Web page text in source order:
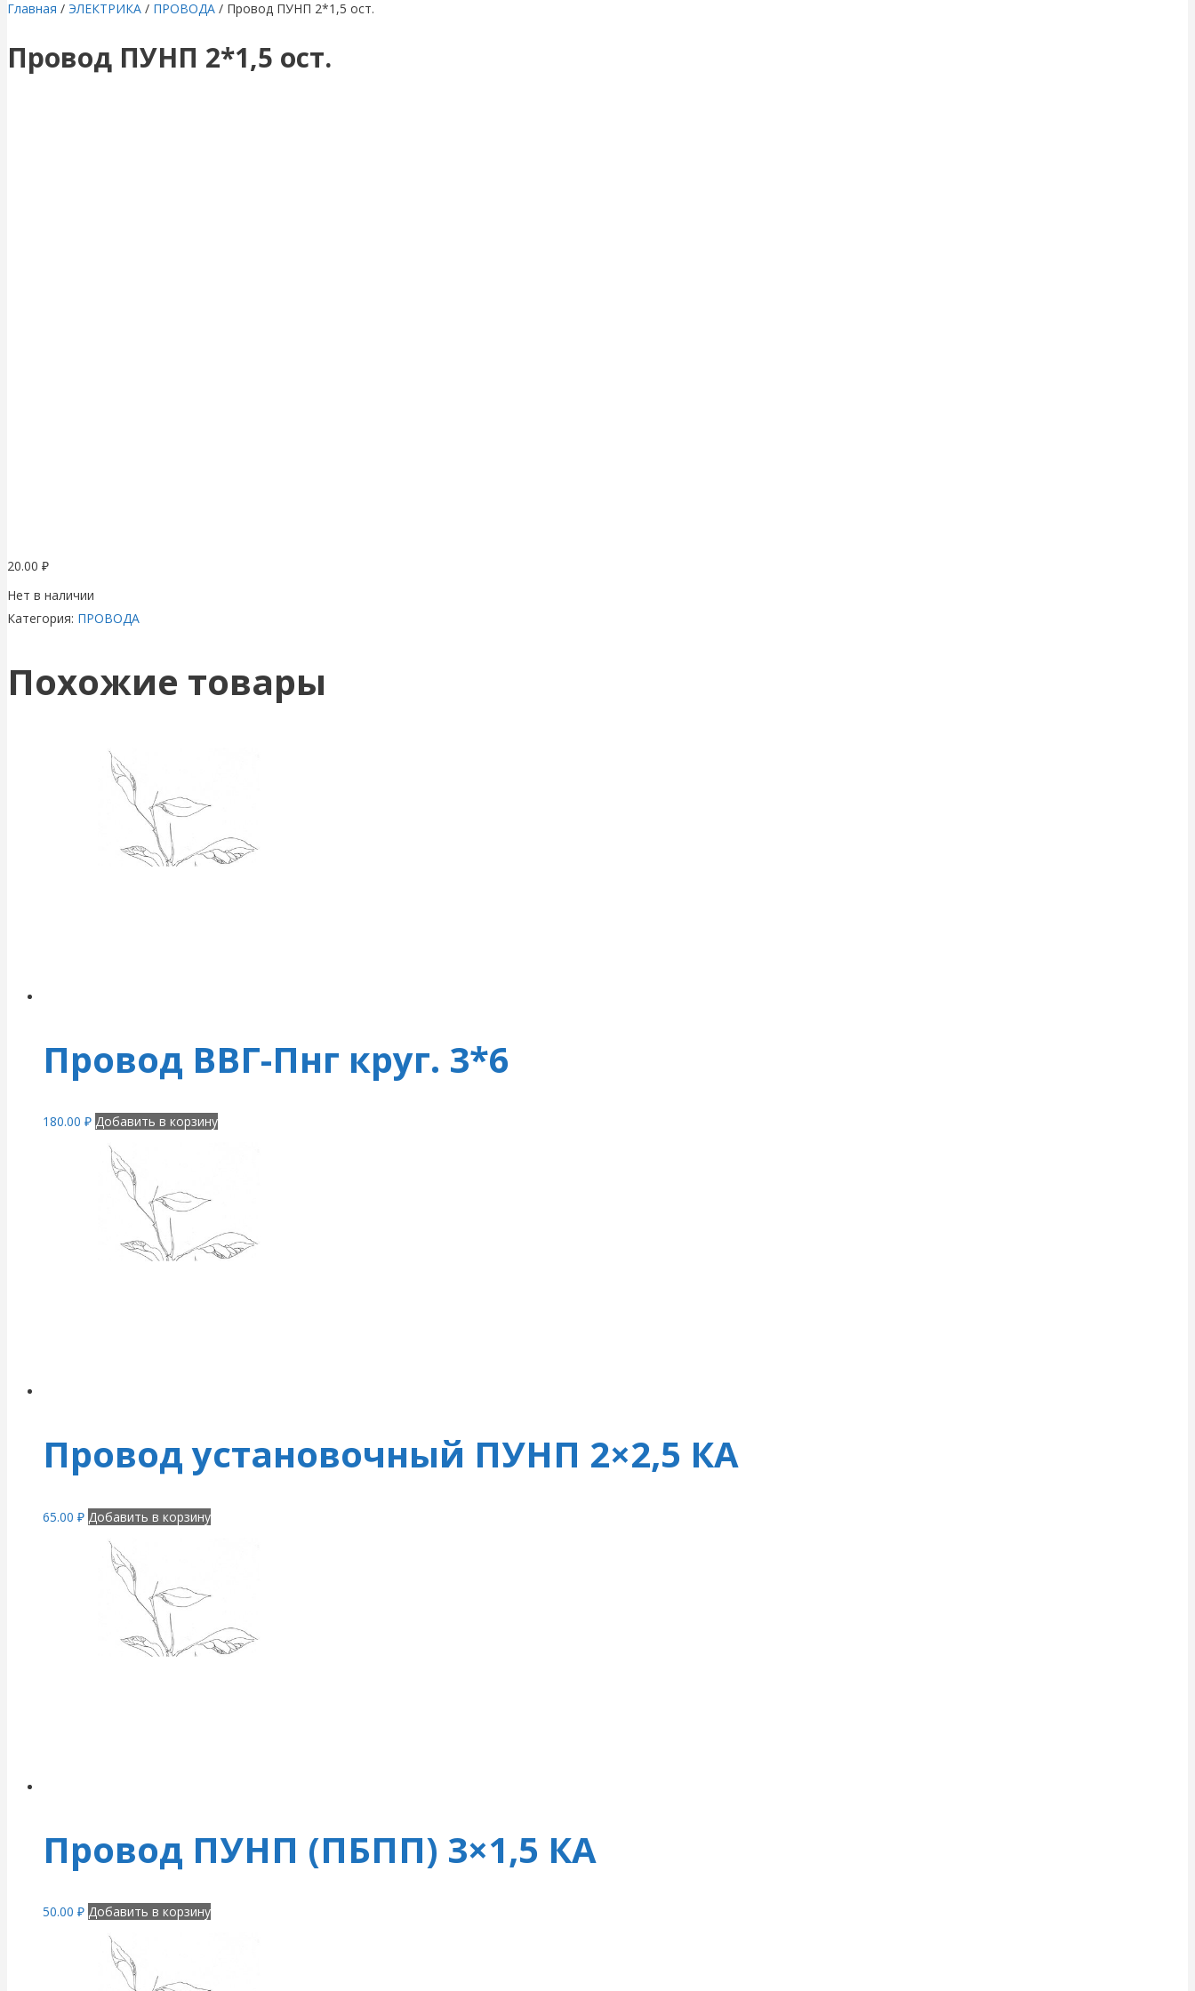
Главная / ЭЛЕКТРИКА / ПРОВОДА / Провод ПУНП 2*1,5 ост.
Провод ПУНП 2*1,5 ост.
20.00 ₽
Нет в наличии
Категория: ПРОВОДА
Похожие товары
Провод ВВГ-Пнг круг. 3*6
180.00 ₽ Добавить в корзину
Провод установочный ПУНП 2×2,5 КА
65.00 ₽ Добавить в корзину
Провод ПУНП (ПБПП) 3×1,5 КА
50.00 ₽ Добавить в корзину